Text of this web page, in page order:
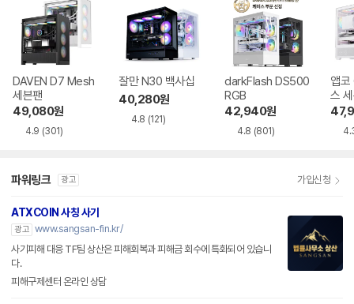
DAVEN D7 Mesh
세븐팬
49,080원
4.9 (301)
잘만 N30 백사십
40,280원
4.8 (121)
darkFlash DS500
RGB
42,940원
4.8 (801)
앱코
스
파워링크 광고 가입신청
ATXCOIN 사칭 사기
광고 www.sangsan-fin.kr/
사기피해 대응 TF팀 상산은 피해회복과 피해금 회수에 특화되어 있습니
다.
피해구제센터 온라인 상담